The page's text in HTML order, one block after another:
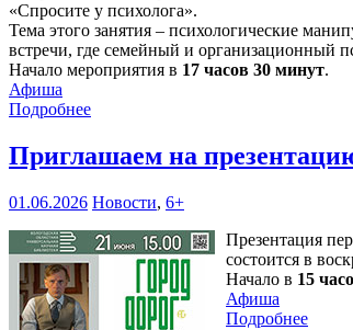
«Спросите у психолога».
Тема этого занятия – психологические
встречи, где семейный и организационный
Начало мероприятия в 17 часов 30 минут.
Афиша
Подробнее
Приглашаем на
01.06.2026 Новости, 6+
Презентация
состоится в
Начало в 15
Афиша
Подробнее